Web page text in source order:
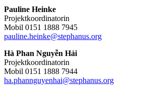
Pauline Heinke
Projektkoordinatorin
Mobil 0151 1888 7945
pauline.heinke@stephanus.org
Hà Phan Nguyễn Hải
Projektkoordinatorin
Mobil 0151 1888 7944
ha.phannguyenhai@stephanus.org